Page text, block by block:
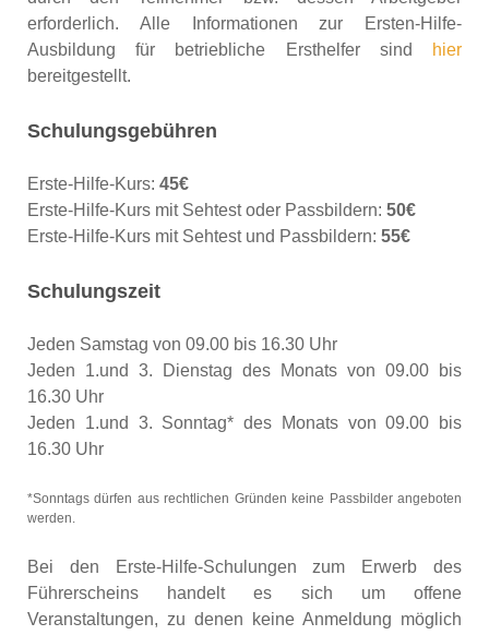
erforderlich. Alle Informationen zur Ersten-Hilfe-
Ausbildung für betriebliche Ersthelfer sind
hier
bereitgestellt.
Schulungsgebühren
Erste-Hilfe-Kurs: 45€
Erste-Hilfe-Kurs mit Sehtest oder Passbildern: 50€
Erste-Hilfe-Kurs mit Sehtest und Passbildern: 55€
Schulungszeit
Jeden Samstag von 09.00 bis 16.30 Uhr
Jeden 1.und 3. Dienstag des Monats von 09.00 bis
16.30 Uhr
Jeden 1.und 3. Sonntag* des Monats von 09.00 bis
16.30 Uhr
*Sonntags dürfen aus rechtlichen Gründen keine Passbilder angeboten
werden.
Bei den Erste-Hilfe-Schulungen zum Erwerb des
Führerscheins handelt es sich um offene
Veranstaltungen, zu denen keine Anmeldung möglich